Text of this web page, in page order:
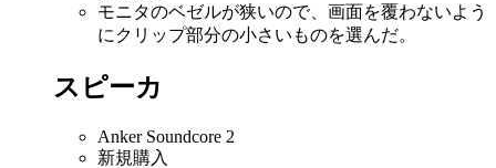
モニタのベゼルが狭いので、画面を覆わないよう
にクリップ部分の小さいものを選んだ。
スピーカ
Anker Soundcore 2
新規購入